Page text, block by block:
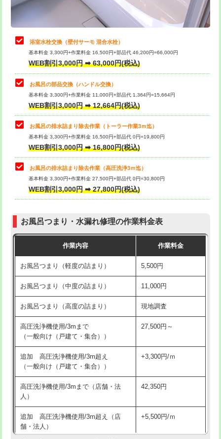
理・調整・分解・加工など（軽作業）
止水・漏水調査・防水処理・清掃・修
理・調整・分解・加工など（中作業）
22,000円
止水・漏水調査・防水処理・清掃・修
理・調整・分解・加工など（重作業）
33,000円
トイレタンク脱着
トイレ便器脱着
タンクレストイレ脱着 33,000円
小便器トイレ脱着
その他部品の脱着 8,800円～
交換・取付（タンク）
交換・取付（普通便座） 11,000円+材料費
交換・取付（温水洗浄便座） 16,500円+材料費
交換・取付(単水栓（壁付・デッキ
式）)
13,200円+材料費
交換・取付(混合水栓（壁付・デッキ
式・ワンホール）)
16,500円+材料費
交換・取付(排水栓・排水トラップ
（P/S/ポップアップ））
22,000円+材料費
交換・取付（その他部品） 11,000円+材料費
持込商品取付（単水栓） 13,200円
持込商品取付（混合水栓）
持込商品取付（浄水器・分岐水栓） 16,500円
浴室水栓交換（壁付サーモ 混合水栓）
基本料金 3,300円+作業料金 16,500円+部品代 46,200円=66,000円
WEB割引3,000円 ➡ 63,000円(税込)
お風呂の部品交換（ハンドル交換）
基本料金 3,300円+作業料金 11,000円+部品代 1,364円=15,664円
WEB割引3,000円 ➡ 12,664円(税込)
お風呂の排水詰まり除去作業（トーラー作業3ｍ迄）
基本料金 3,300円+作業料金 16,500円+部品代 0円=19,800円
WEB割引3,000円 ➡ 16,800円(税込)
お風呂の排水詰まり除去作業（高圧洗浄3ｍ迄）
基本料金 3,300円+作業料金 27,500円+部品代 0円=30,800円
WEB割引3,000円 ➡ 27,800円(税込)
お風呂つまり・水漏れ修理の作業料金表
作業内容 作業料金
お風呂つまり（軽度の詰まり） 5,500円
お風呂つまり（中度の詰まり） 11,000円
お風呂つまり（高度の詰まり） 現地調査
高圧洗浄機使用/3mまで
（一般向け（戸建て・集合））
27,500円～
追加 高圧洗浄機使用/3m超え
（一般向け（戸建て・集合））
+3,300円/ｍ
高圧洗浄機使用/3mまで（店舗・法
人）
42,350円
追加 高圧洗浄機使用/3m超え（店
舗・法人）
+5,500円/ｍ